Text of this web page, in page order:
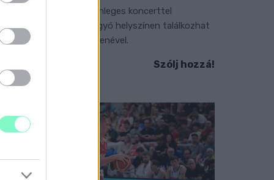
piac” című különleges koncerttel
7-én rendhagyó helyszínen találkozhat
a klasszikus zenével.
Szólj hozzá!